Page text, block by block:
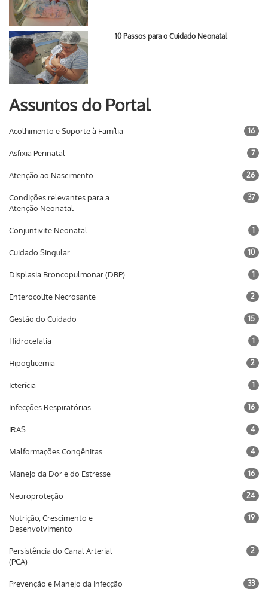
10 Passos para o Cuidado Neonatal
Assuntos do Portal
Acolhimento e Suporte à Família 16
Asfixia Perinatal 7
Atenção ao Nascimento 26
Condições relevantes para a
Atenção Neonatal
37
Conjuntivite Neonatal 1
Cuidado Singular 10
Displasia Broncopulmonar (DBP) 1
Enterocolite Necrosante 2
Gestão do Cuidado 15
Hidrocefalia 1
Hipoglicemia 2
Icterícia 1
Infecções Respiratórias 16
IRAS 4
Malformações Congênitas 4
Manejo da Dor e do Estresse 16
Neuroproteção 24
Nutrição, Crescimento e
Desenvolvimento
19
Persistência do Canal Arterial
(PCA)
2
Prevenção e Manejo da Infecção 33